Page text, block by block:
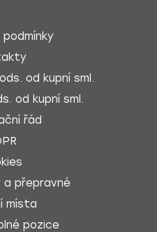
od kupní sml.
od kupní sml.
řád
a přepravné
místa
pozice